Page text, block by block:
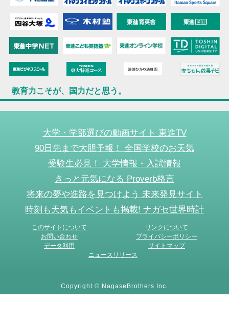
教育力こそが、国力だと思う。
大学・学部選びの動画サイト 東進TV
90日先まで大胆予報！ 全国学校のお天気
受験生必見！ 大学情報・入試情報
きっと元気になる Proverb格言
将来の夢や進路を見つけよう 未来発見サイト
時刻も天気もイベントも掲載! ナガセ世界時計
このサイトについて
リンクについて
お問い合わせ
プライバシーポリシー
データ利用
サイトマップ
ニュースリリース
Copyright © NagaseBrothers Inc.